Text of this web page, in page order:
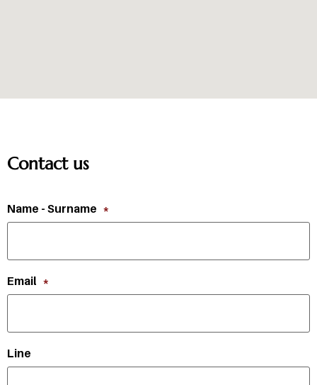
Contact us
Name - Surname *
Email *
Line